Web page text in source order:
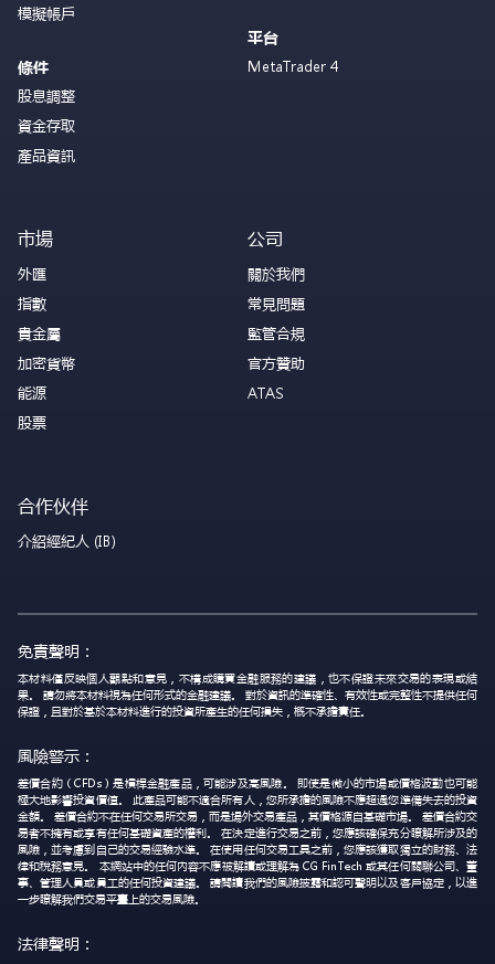
模擬帳戶
條件
股息調整
資金存取
產品資訊
平台
MetaTrader 4
市場
外匯
指數
貴金屬
加密貨幣
能源
股票
公司
關於我們
常見問題
監管合規
官方贊助
ATAS
合作伙伴
介紹經紀人 (IB)
免責聲明：
本材料僅反映個人觀點和意見，不構成購買金融服務的建議，也不保證未來交易的表現或結
果。 請勿將本材料視為任何形式的金融建議。 對於資訊的準確性、有效性或完整性不提供任何
保證，且對於基於本材料進行的投資所產生的任何損失，概不承擔責任。
風險警示：
差價合約（CFDs）是槓桿金融產品，可能涉及高風險。 即使是微小的市場或價格波動也可能
極大地影響投資價值。 此產品可能不適合所有人，您所承擔的風險不應超過您準備失去的投資
金額。 差價合約不在任何交易所交易，而是場外交易產品，其價格源自基礎市場。 差價合約交
易者不擁有或享有任何基礎資產的權利。 在決定進行交易之前，您應該確保充分瞭解所涉及的
風險，並考慮到自己的交易經驗水準。 在使用任何交易工具之前，您應該獲取獨立的財務、法
律和稅務意見。 本網站中的任何內容不應被解讀或理解為 CG FinTech 或其任何關聯公司、董
事、管理人員或員工的任何投資建議。 請閱讀我們的風險披露和認可聲明以及客戶協定，以進
一步瞭解我們交易平臺上的交易風險。
法律聲明：